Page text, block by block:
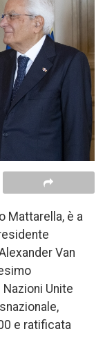
Mattarella, è a
Van
Unite
e ratificata